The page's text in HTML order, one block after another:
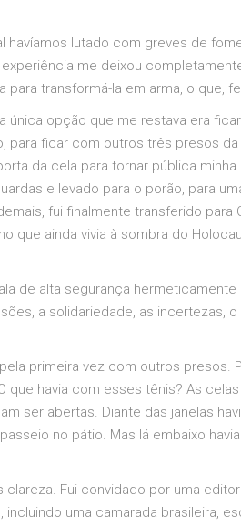
havíamos lutado com greves de
me deixou
transformá-la em arma, o que,
única opção que me restava era
para ficar com outros três presos
da cela para tornar pública
e levado para o porão, para
fui finalmente transferido
que ainda vivia à sombra do
de alta segurança
a solidariedade, as incertezas,
primeira vez com outros
havia com esses tênis? As
ser abertas. Diante das janelas
no pátio. Mas lá embaixo
Fui convidado por uma
incluindo uma camarada brasileira,